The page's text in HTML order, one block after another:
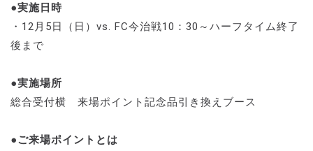
●実施日時
・12月5日（日）vs. FC今治戦10：30～ハーフタイム終了
後まで
●実施場所
総合受付横 来場ポイント記念品引き換えブース
●ご来場ポイントとは